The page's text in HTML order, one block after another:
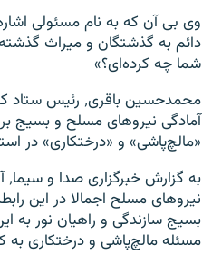
وی بی‌ آن که به نام مسئولی
شما چه کرده‌ای؟»
محمدحسین
آمادگی نیروهای مسلح و بسیج
«مالچ‌پاشی» و «درختکاری» در
نیروهای مسلح اجمالا در این
بسیج سازندگی و راهیان نور به
مسئله مالچ‌پاشی و درختکاری به